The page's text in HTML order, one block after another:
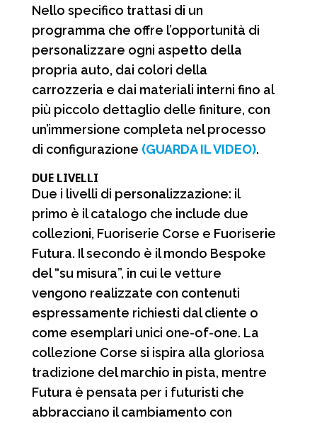
o
k
p
p
a
m
i
d
i
Nello specifico trattasi di un
programma che offre l’opportunità di
personalizzare ogni aspetto della
propria auto, dai colori della
carrozzeria e dai materiali interni fino al
più piccolo dettaglio delle finiture, con
un’immersione completa nel processo
di configurazione (GUARDA IL VIDEO).
DUE LIVELLI
Due i livelli di personalizzazione: il
primo è il catalogo che include due
collezioni, Fuoriserie Corse e Fuoriserie
Futura. Il secondo è il mondo Bespoke
del “su misura”, in cui le vetture
vengono realizzate con contenuti
espressamente richiesti dal cliente o
come esemplari unici one-of-one. La
collezione Corse si ispira alla gloriosa
tradizione del marchio in pista, mentre
Futura è pensata per i futuristi che
abbracciano il cambiamento con